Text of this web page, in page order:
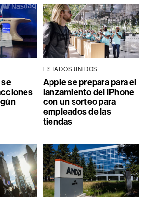
se
ESTADOS UNIDOS
Apple se prepara para el
lanzamiento del iPhone
con un sorteo para
empleados de las
tiendas